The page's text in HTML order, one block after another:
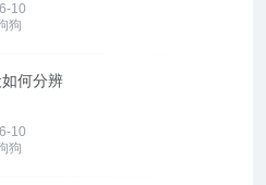
10
狗
何分辨
10
狗